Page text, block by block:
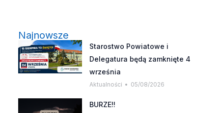
Najnowsze
Starostwo Powiatowe i
Delegatura będą zamknięte 4
września
Aktualności 05/08/2026
BURZE!!